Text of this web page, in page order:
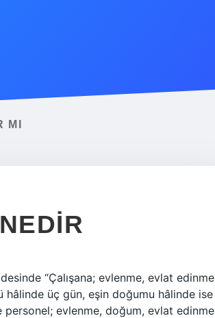
MI
“Çalışana; evlenme, evlat edinme
hâlinde üç gün, eşin doğumu hâlinde ise
personel; evlenme, doğum, evlat edinme